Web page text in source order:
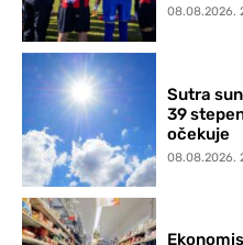
08.08.2026.
Sutra
39
očekuje
08.08.2026.